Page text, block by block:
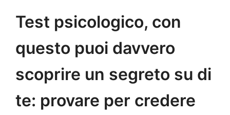
Test psicologico, con
questo puoi davvero
scoprire un segreto su di
te: provare per credere